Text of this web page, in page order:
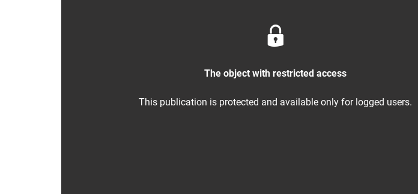
The object with restricted access
This publication is protected and available only for logged users.